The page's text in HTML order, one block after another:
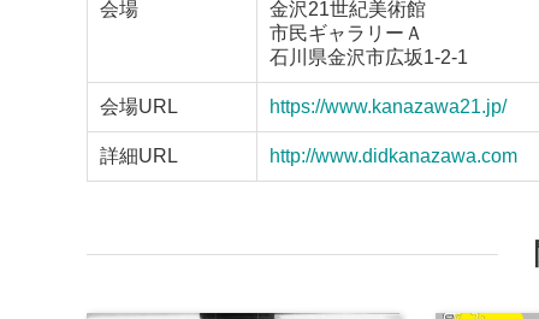
会場
金沢21世紀美術館
市民ギャラリーＡ
石川県金沢市広坂1-2-1
会場URL https://www.kanazawa21.jp/
詳細URL http://www.didkanazawa.com